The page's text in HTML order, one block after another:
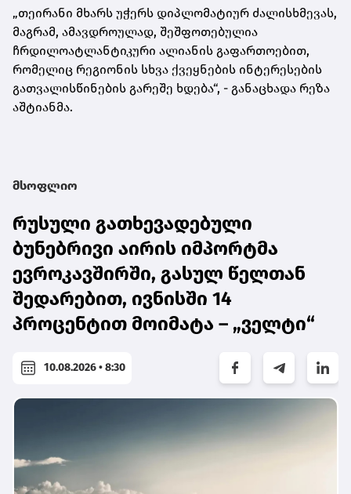
„თეირანი მხარს უჭერს დიპლომატიურ ძალისხმევას,
მაგრამ, ამავდროულად, შეშფოთებულია
ჩრდილოატლანტიკური ალიანის გაფართოებით,
რომელიც რეგიონის სხვა ქვეყნების ინტერესების
გათვალისწინების გარეშე ხდება“, - განაცხადა რეზა
აშტიანმა.
მსოფლიო
რუსული გათხევადებული
ბუნებრივი აირის იმპორტმა
ევროკავშირში, გასულ წელთან
შედარებით, ივნისში 14
პროცენტით მოიმატა – „ველტი“
10.08.2026 • 8:30